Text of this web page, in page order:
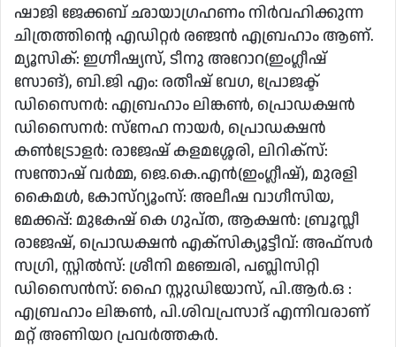
ഷാജി ജേക്കബ് ഛായാഗ്രഹണം നിർവഹിക്കുന്ന
ചിത്രത്തിൻ്റെ എഡിറ്റർ രഞ്ജൻ എബ്രഹാം ആണ്.
മ്യൂസിക്: ഇഗ്നീഷ്യസ്, ടീനു അറോറ(ഇംഗ്ലീഷ്
സോങ്), ബി.ജി എം: രതീഷ് വേഗ, പ്രോജക്ട്
ഡിസൈനർ: എബ്രഹാം ലിങ്കൺ, പ്രൊഡക്ഷൻ
ഡിസൈനർ: സ്നേഹ നായർ, പ്രൊഡക്ഷൻ
കൺട്രോളർ: രാജേഷ് കളമശ്ശേരി, ലിറിക്സ്:
സന്തോഷ് വർമ്മ, ജെ.കെ.എൻ(ഇംഗ്ലീഷ്), മുരളി
കൈമൾ, കോസ്റ്യൂംസ്: അലീഷ വാഗീസിയ,
മേക്കപ്പ്: മുകേഷ് കെ ഗുപ്ത, ആക്ഷൻ: ബ്രൂസ്ലീ
രാജേഷ്, പ്രൊഡക്ഷൻ എക്സിക്യൂട്ടീവ്: അഫ്‌സർ
സഗ്രി, സ്റ്റിൽസ്: ശ്രീനി മഞ്ചേരി, പബ്ലിസിറ്റി
ഡിസൈൻസ്: ഹൈ സ്റ്റുഡിയോസ്, പി.ആർ.ഒ :
എബ്രഹാം ലിങ്കൺ, പി.ശിവപ്രസാദ് എന്നിവരാണ്
മറ്റ് അണിയറ പ്രവർത്തകർ.